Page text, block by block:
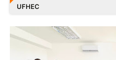
UFHEC